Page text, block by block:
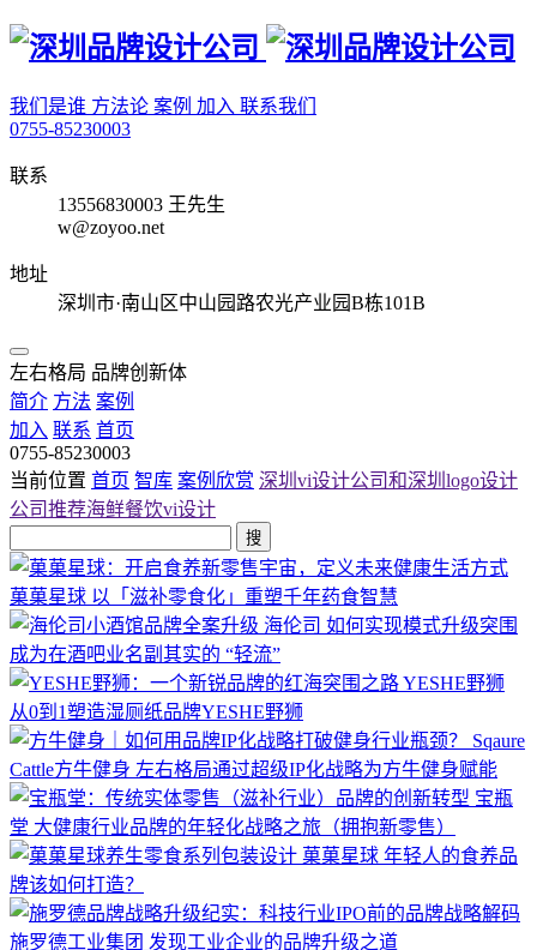
我们是谁 方法论 案例 加入 联系我们
0755-85230003
联系
13556830003 王先生
w@zoyoo.net
地址
深圳市·南山区中山园路农光产业园B栋101B
左右格局 品牌创新体
简介 方法 案例
加入 联系 首页
0755-85230003
当前位置 首页 智库 案例欣赏 深圳vi设计公司和深圳logo设计
公司推荐海鲜餐饮vi设计
搜
菓菓星球 以「滋补零食化」重塑千年药食智慧
海伦司 如何实现模式升级突围
成为在酒吧业名副其实的 “轻流”
YESHE野狮
从0到1塑造湿厕纸品牌YESHE野狮
Sqaure
Cattle方牛健身 左右格局通过超级IP化战略为方牛健身赋能
宝瓶
堂 大健康行业品牌的年轻化战略之旅（拥抱新零售）
菓菓星球 年轻人的食养品
牌该如何打造？
施罗德工业集团 发现工业企业的品牌升级之道